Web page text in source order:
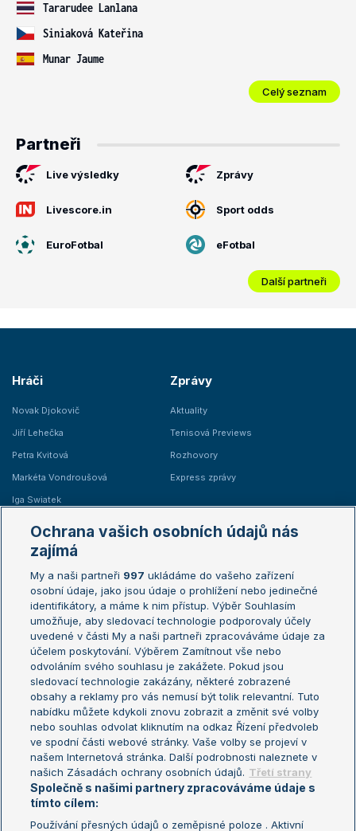
Tararudee Lanlana
Siniaková Kateřina
Munar Jaume
Celý seznam
Partneři
Live výsledky Zprávy
Livescore.in Sport odds
EuroFotbal eFotbal
Další partneři
Hráči
Novak Djokovič
Jiří Lehečka
Petra Kvitová
Markéta Vondroušová
Iga Swiatek
Zprávy
Aktuality
Tenisová Previews
Rozhovory
Express zprávy
Žebříčky
Žebříček ATP (muži)
Žebříček WTA (ženy)
Sázkařský žebříček
Australian Open
French Open
Wimbledon
US Open
Turnaj mistrů
Turnaj mistryň
Aktualní trendy
Fotbalové přestupy
Livesport Daily
LS Prague Open
Ochrana vašich osobních údajů nás
zajímá
My a naši partneři 997 ukládáme do vašeho zařízení
osobní údaje, jako jsou údaje o prohlížení nebo jedinečné
identifikátory, a máme k nim přístup. Výběr Souhlasím
umožňuje, aby sledovací technologie podporovaly účely
uvedené v části My a naši partneři zpracováváme údaje za
účelem poskytování. Výběrem Zamítnout vše nebo
odvoláním svého souhlasu je zakážete. Pokud jsou
sledovací technologie zakázány, některé zobrazené
obsahy a reklamy pro vás nemusí být tolik relevantní. Tuto
nabídku můžete kdykoli znovu zobrazit a změnit své volby
nebo souhlas odvolat kliknutím na odkaz Řízení předvoleb
ve spodní části webové stránky. Vaše volby se projeví v
našem Internetová stránka. Další podrobnosti naleznete v
našich Zásadách ochrany osobních údajů. Třetí strany
Společně s našimi partnery zpracováváme údaje s
tímto cílem:
Používání přesných údajů o zeměpisné poloze . Aktivní